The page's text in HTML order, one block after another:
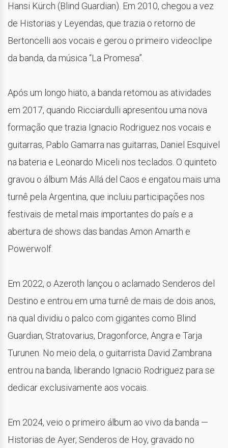
Hansi Kürch (Blind Guardian). Em 2010, chegou a vez
de Historias y Leyendas, que trazia o retorno de
Bertoncelli aos vocais e gerou o primeiro videoclipe
da banda, da música “La Promesa”.
Após um longo hiato, a banda retomou as atividades
em 2017, quando Ricciardulli apresentou uma nova
formação que trazia Ignacio Rodriguez nos vocais e
guitarras, Pablo Gamarra nas guitarras, Daniel Esquivel
na bateria e Leonardo Miceli nos teclados. O quinteto
gravou o álbum Más Allá del Caos e engatou mais uma
turnê pela Argentina, que incluiu participações nos
festivais de metal mais importantes do país e a
abertura de shows das bandas Amon Amarth e
Powerwolf.
Em 2022, o Azeroth lançou o aclamado Senderos del
Destino e entrou em uma turnê de mais de dois anos,
na qual dividiu o palco com gigantes como Blind
Guardian, Stratovarius, Dragonforce, Angra e Tarja
Turunen. No meio dela, o guitarrista David Zambrana
entrou na banda, liberando Ignacio Rodriguez para se
dedicar exclusivamente aos vocais.
Em 2024, veio o primeiro álbum ao vivo da banda —
Historias de Ayer, Senderos de Hoy, gravado no